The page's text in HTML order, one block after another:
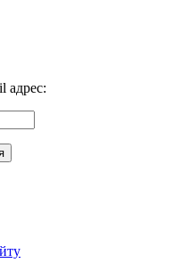
адрес: